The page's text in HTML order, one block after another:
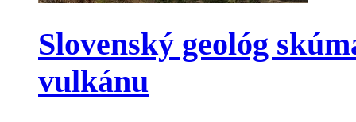
Slovenský geológ
vulkánu